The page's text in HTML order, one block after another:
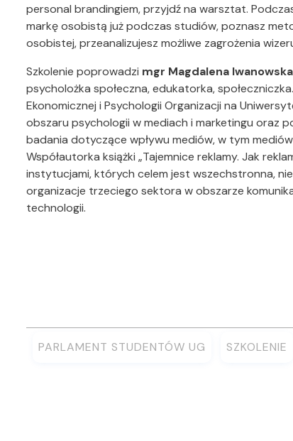
personal brandingiem, przyjdź na warsztat.
markę osobistą już podczas studiów, poznasz
osobistej, przeanalizujesz możliwe zagrożenia
Szkolenie poprowadzi mgr Magdalena
psycholożka społeczna, edukatorka,
Ekonomicznej i Psychologii Organizacji na
obszaru psychologii w mediach i marketingu oraz
badania dotyczące wpływu mediów, w tym
Współautorka książki „Tajemnice reklamy. Jak
instytucjami, których celem jest wszechstronna,
organizacje trzeciego sektora w obszarze
technologii.
PARLAMENT STUDENTÓW UG SZKOLENIE